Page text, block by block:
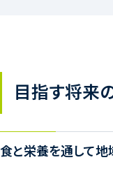
目指す将来
食と栄養を通して